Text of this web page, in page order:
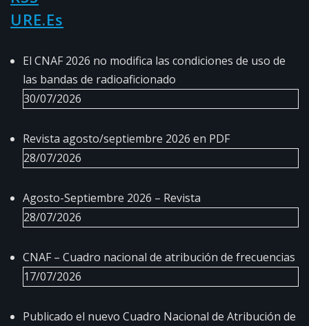
URE.es
El CNAF 2026 no modifica las condiciones de uso de
las bandas de radioaficionado
30/07/2026
Revista agosto/septiembre 2026 en PDF
28/07/2026
Agosto-Septiembre 2026 – Revista
28/07/2026
CNAF – Cuadro nacional de atribución de frecuencias
17/07/2026
Publicado el nuevo Cuadro Nacional de Atribución de